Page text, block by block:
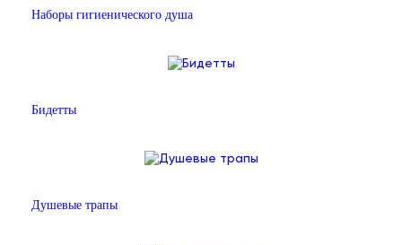
Наборы гигиенического душа
Бидетты
Душевые трапы